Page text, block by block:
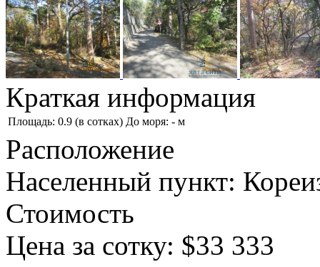
Краткая информация
Площадь: 0.9 (в сотках) До моря: - м
Расположение
Населенный пункт:
Стоимость
Цена за сотку: $33 333